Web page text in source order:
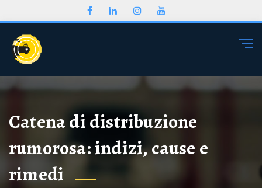
Catena di distribuzione
rumorosa: indizi, cause e
rimedi